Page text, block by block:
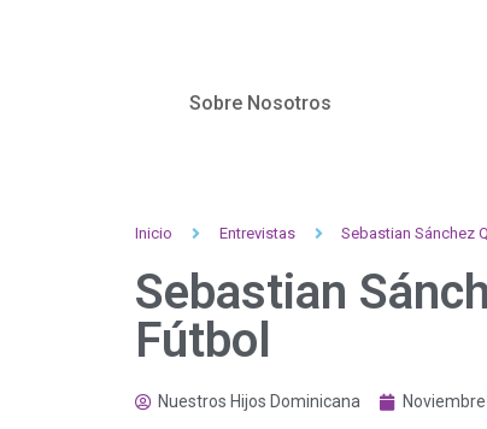
Sobre Nosotros
Inicio Entrevistas Sebastian Sánchez
Sebastian
Fútbol
Nuestros Hijos Dominicana